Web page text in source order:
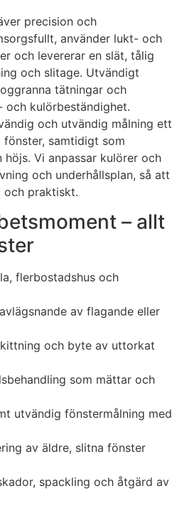
precision och
använder lukt- och
och levererar en slät, tålig
och slitage. Utvändigt
tätningar och
kulörbeständighet.
och utvändig målning ett
samtidigt som
Vi anpassar kulörer och
och underhållsplan, så att
och praktiskt.
– allt
flerbostadshus och
av flagande eller
och byte av uttorkat
som mättar och
utvändig fönstermålning med
av äldre, slitna fönster
spackling och åtgärd av